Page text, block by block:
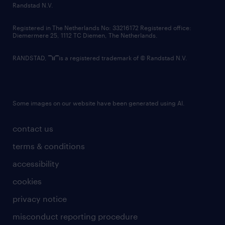
country websites
contact us
terms & conditions
accessibility
cookies
privacy notice
misconduct reporting procedure
Randstad N.V.
Registered in The Netherlands No: 33216172 Registered office:
Diemermere 25, 1112 TC Diemen, The Netherlands.
RANDSTAD, is a registered trademark of © Randstad N.V.
Some images on our website have been generated using AI.